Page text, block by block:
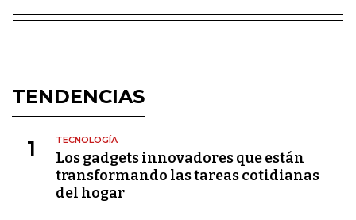
TENDENCIAS
1 TECNOLOGÍA
Los gadgets innovadores que están
transformando las tareas cotidianas
del hogar